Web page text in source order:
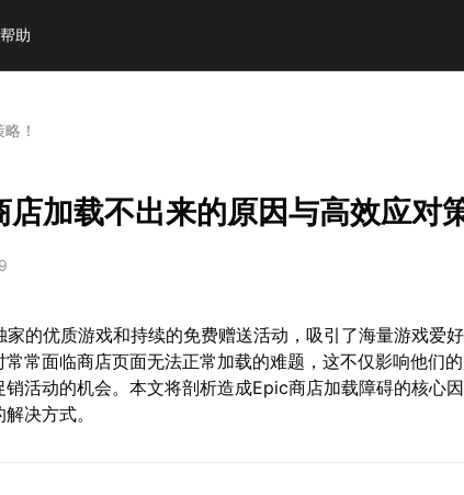
帮助
！
店加载不出来的原因与高效应对
家的优质游戏和持续的免费赠送活动，吸引了海量游戏爱
常常面临商店页面无法正常加载的难题，这不仅影响他们
销活动的机会。本文将剖析造成Epic商店加载障碍的核心
决方式。